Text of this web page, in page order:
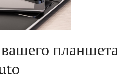
планшета